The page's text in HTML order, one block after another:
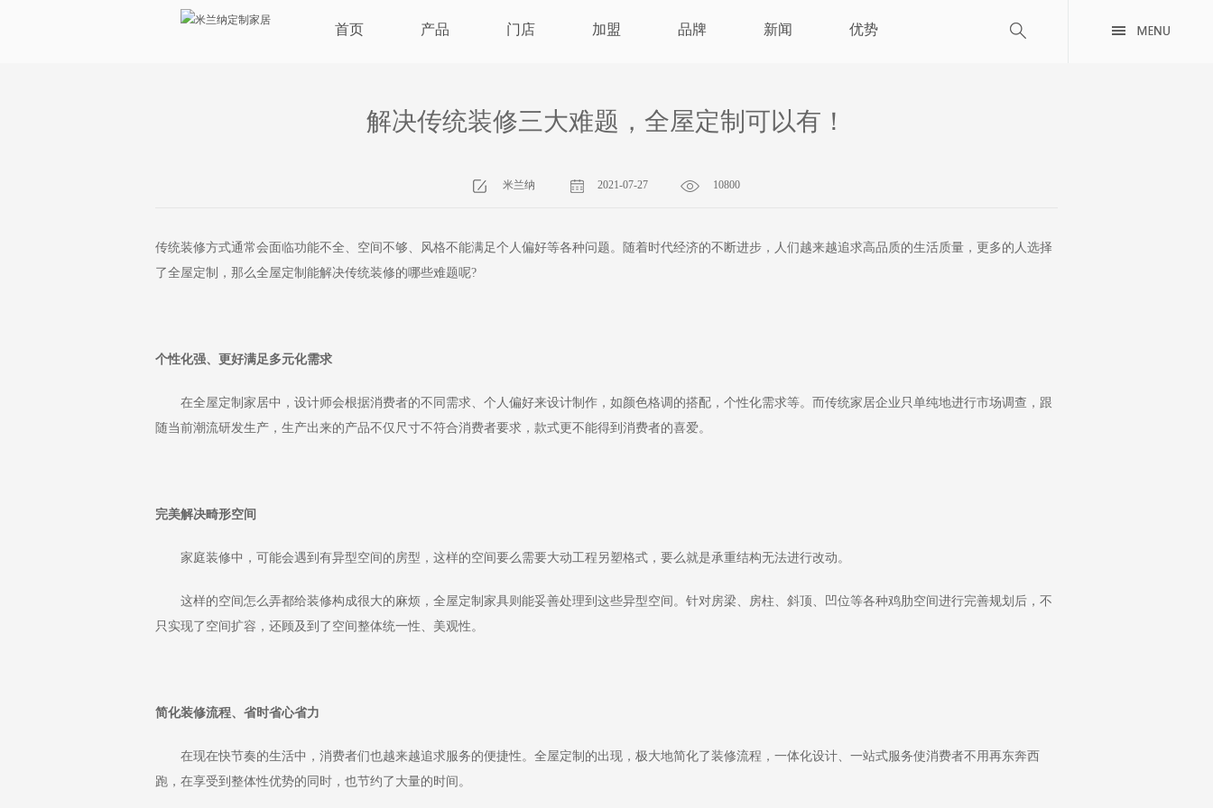
首页 产品 门店 加盟 品牌 新闻 优势
解决传统装修三大难题，全屋定制可以有！
米兰纳 2021-07-27 10800
传统装修方式通常会面临功能不全、空间不够、风格不能满足个人偏好等各种问题。随着时代经济的不断进步，人们越来越追求高品质的生活质量，更多的人选择
了全屋定制，那么全屋定制能解决传统装修的哪些难题呢?
个性化强、更好满足多元化需求
在全屋定制家居中，设计师会根据消费者的不同需求、个人偏好来设计制作，如颜色格调的搭配，个性化需求等。而传统家居企业只单纯地进行市场调查，跟
随当前潮流研发生产，生产出来的产品不仅尺寸不符合消费者要求，款式更不能得到消费者的喜爱。
完美解决畸形空间
家庭装修中，可能会遇到有异型空间的房型，这样的空间要么需要大动工程另塑格式，要么就是承重结构无法进行改动。
这样的空间怎么弄都给装修构成很大的麻烦，全屋定制家具则能妥善处理到这些异型空间。针对房梁、房柱、斜顶、凹位等各种鸡肋空间进行完善规划后，不
只实现了空间扩容，还顾及到了空间整体统一性、美观性。
简化装修流程、省时省心省力
在现在快节奏的生活中，消费者们也越来越追求服务的便捷性。全屋定制的出现，极大地简化了装修流程，一体化设计、一站式服务使消费者不用再东奔西
跑，在享受到整体性优势的同时，也节约了大量的时间。